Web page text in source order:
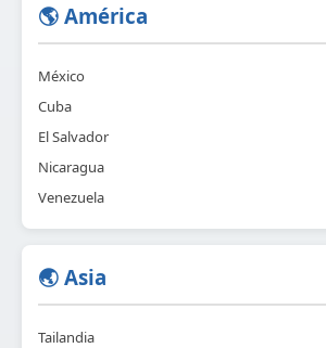
🌎 América
México
Cuba
El Salvador
Nicaragua
Venezuela
🌏 Asia
Tailandia